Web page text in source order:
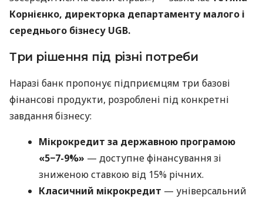
Корнієнко, директорка департаменту малого і
середнього бізнесу UGB.
Три рішення під різні потреби
Наразі банк пропонує підприємцям три базові
фінансові продукти, розроблені під конкретні
завдання бізнесу:
Мікрокредит за державною програмою
«5−7-9%» — доступне фінансування зі
зниженою ставкою від 15% річних.
Класичний мікрокредит — універсальний